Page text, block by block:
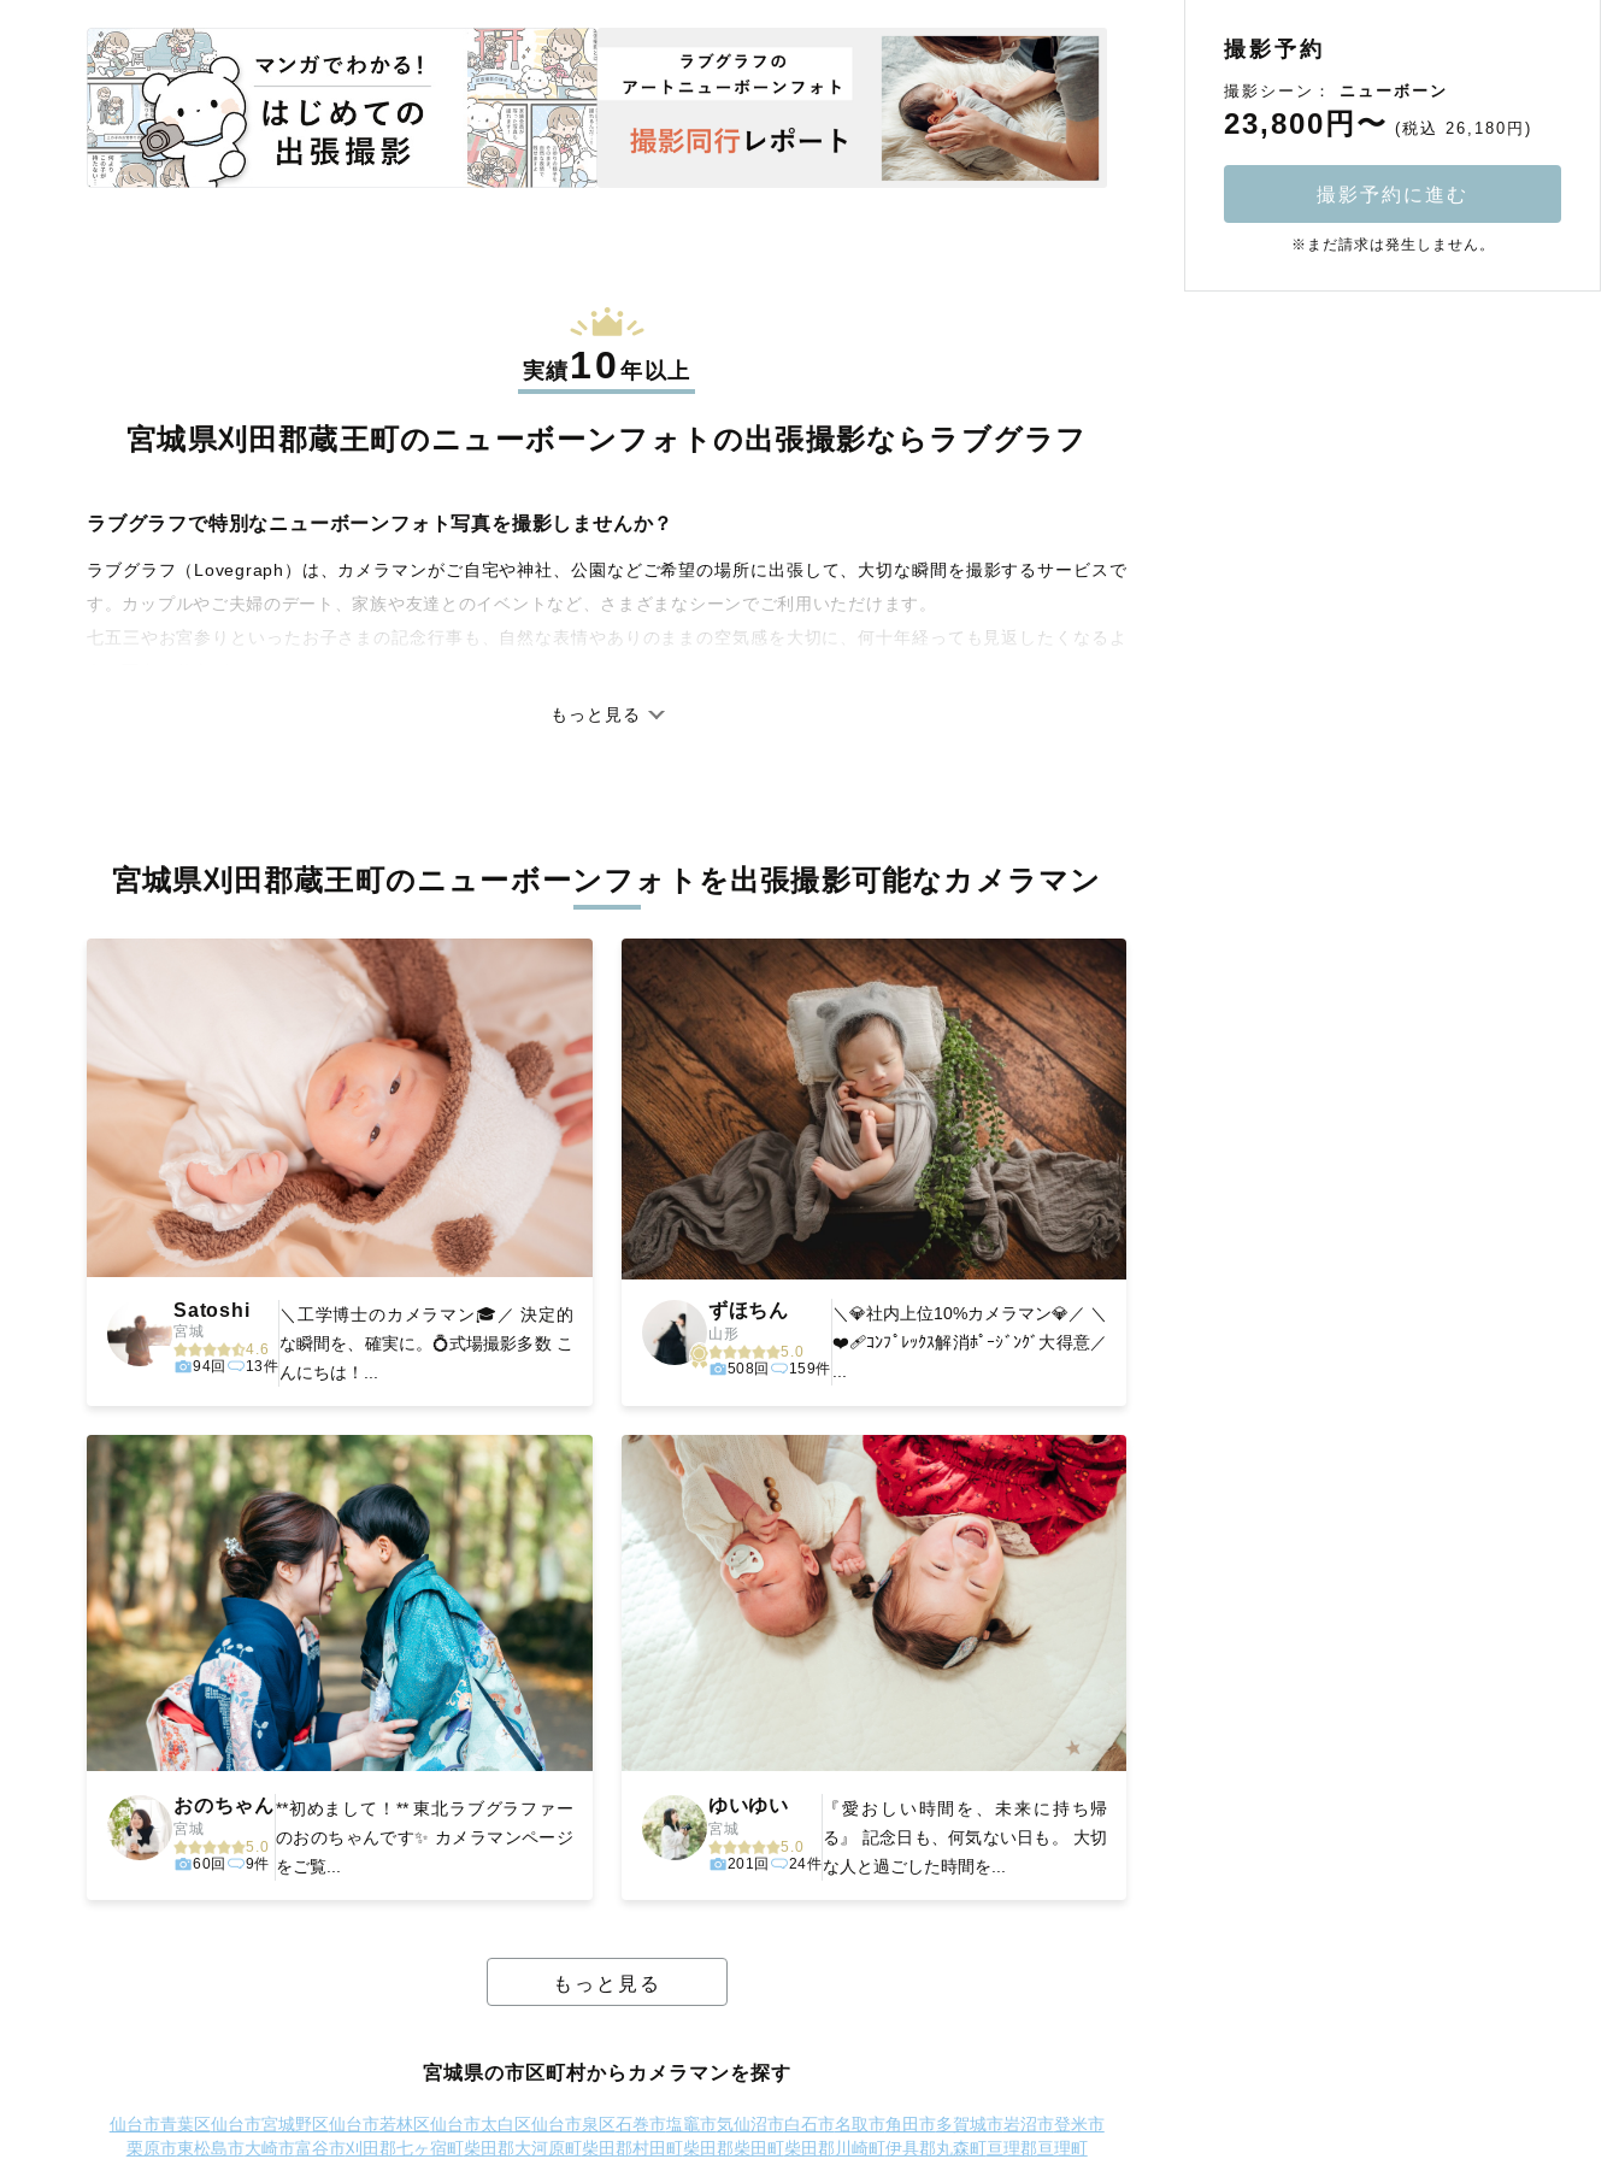
実績10年以上
宮城県刈田郡蔵王町のニューボーンフォトの出張撮影なら ラブグラフ
ラブグラフで特別なニューボーンフォト写真を撮影しませんか？
ラブグラフ（Lovegraph）は、カメラマンがご自宅や神社、公園などご希望の場所に出張して、大切な瞬間を撮影するサービスで
す。カップルやご夫婦のデート、家族や友達とのイベントなど、さまざまなシーンでご利用いただけます。
七五三やお宮参りといったお子さまの記念行事も、自然な表情やありのままの空気感を大切に、何十年経っても見返したくなるよ
丁寧なレタッチで思い出を美しく仕上げます
に。きっと「こんな写真を撮ってほしかった！」と思える一枚に出会えます。まずは、ラブグラフの撮影事例 をご覧ください。
もっと見る
宮城県刈田郡蔵王町のニューボーンフォトを出張撮影可能なカメラマン
Satoshi
宮城
4.6
94回
13件
＼工学博士のカメラマン🎓／ 決定的
な瞬間を、確実に。💍式場撮影多数 こ
んにちは！...
ずほちん
山形
5.0
508回
159件
＼💎社内上位10%カメラマン💎／ ＼
❤️‍🩹ｺﾝﾌﾟﾚｯｸｽ解消ﾎﾟｰｼﾞﾝｸﾞ大得意／
おのちゃん
宮城
5.0
60回
9件
**初めまして！** 東北ラブグラファー
のおのちゃんです✨ カメラマンページ
をご覧...
ゆいゆい
宮城
5.0
201回
24件
『愛おしい時間を、未来に持ち帰
る』 記念日も、何気ない日も。 大切
な人と過ごした時間を...
もっと見る
宮城県の市区町村からカメラマンを探す
仙台市青葉区仙台市宮城野区仙台市若林区仙台市太白区仙台市泉区石巻市塩竈市気仙沼市白石市名取市角田市多賀城市岩沼市登米市
栗原市東松島市大崎市富谷市刈田郡七ヶ宿町柴田郡大河原町柴田郡村田町柴田郡柴田町柴田郡川崎町伊具郡丸森町亘理郡亘理町
撮影予約
撮影シーン： ニューボーン
23,800円〜 (税込 26,180円)
撮影予約に進む
※まだ請求は発生しません。